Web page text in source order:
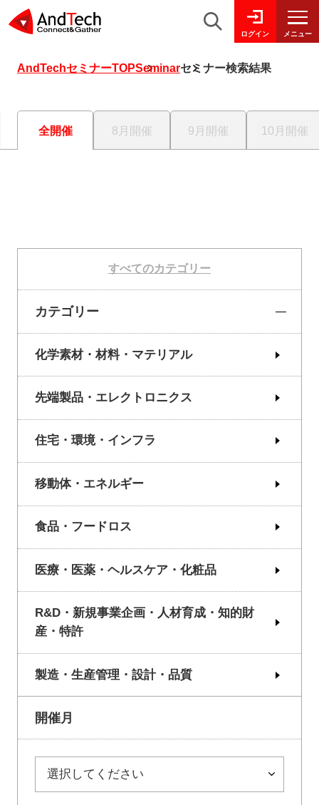
ログイン メニュー
AndTechセミナーTOPSeminarセミナー検索結果
全開催 8月開催 9月開催 10月開催
すべてのカテゴリー
カテゴリー
化学素材・材料・マテリアル
先端製品・エレクトロニクス
住宅・環境・インフラ
移動体・エネルギー
食品・フードロス
医療・医薬・ヘルスケア・化粧品
R&D・新規事業企画・人材育成・知的財
産・特許
製造・生産管理・設計・品質
開催月